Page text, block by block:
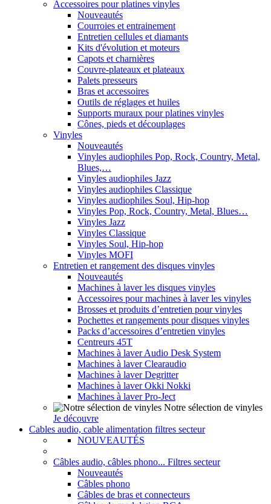
Accessoires pour platines vinyles
Nouveautés
Courroies et entrainement
Entretien cellules et diamants
Kits d'évolution et moteurs
Capots et charnières
Couvre-plateaux et plateaux
Palets presseurs
Bras et accessoires
Outils de réglages et huiles
Supports muraux pour platines vinyles
Cônes, pieds et découplages
Vinyles
Nouveautés
Vinyles audiophiles Pop, Rock, Country, Metal,
Blues,…
Vinyles audiophiles Jazz
Vinyles audiophiles Classique
Vinyles audiophiles Soul, Hip-hop
Vinyles Pop, Rock, Country, Metal, Blues…
Vinyles Jazz
Vinyles Classique
Vinyles Soul, Hip-hop
Vinyles MOFI
Entretien et rangement des disques vinyles
Nouveautés
Machines à laver les disques vinyles
Accessoires pour machines à laver les vinyles
Brosses et produits d’entretien pour vinyles
Pochettes et rangements pour disques vinyles
Packs d’accessoires d’entretien vinyles
Centreurs 45T
Machines à laver Audio Desk System
Machines à laver Clearaudio
Machines à laver Degritter
Machines à laver Okki Nokki
Machines à laver Pro-Ject
Notre sélection de vinyles
Je découvre
Cables audio, cable alimentation filtres secteur
NOUVEAUTÉS
Câbles audio, câbles phono... Filtres secteur
Nouveautés
Câbles phono
Câbles de bras et connecteurs